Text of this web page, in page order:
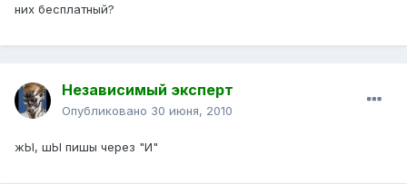
них бесплатный?
Независимый эксперт
Опубликовано 30 июня, 2010
жЫ, шЫ пишы через "И"